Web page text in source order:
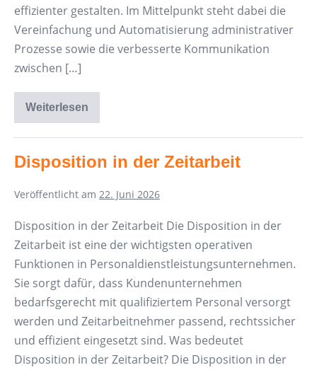
effizienter gestalten. Im Mittelpunkt steht dabei die
Vereinfachung und Automatisierung administrativer
Prozesse sowie die verbesserte Kommunikation
zwischen […]
WeiterlesenDigitalisierung
–
Prozesse
gestalten
Disposition in der Zeitarbeit
Veröffentlicht am 22. Juni 2026
Disposition in der Zeitarbeit Die Disposition in der
Zeitarbeit ist eine der wichtigsten operativen
Funktionen in Personaldienstleistungsunternehmen.
Sie sorgt dafür, dass Kundenunternehmen
bedarfsgerecht mit qualifiziertem Personal versorgt
werden und Zeitarbeitnehmer passend, rechtssicher
und effizient eingesetzt sind. Was bedeutet
Disposition in der Zeitarbeit? Die Disposition in der